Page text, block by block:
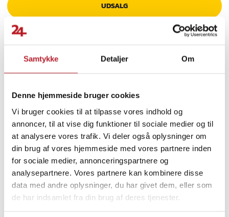
Samtykke Detaljer Om
Denne hjemmeside bruger cookies
Vi bruger cookies til at tilpasse vores indhold og
annoncer, til at vise dig funktioner til sociale medier og til
at analysere vores trafik. Vi deler også oplysninger om
din brug af vores hjemmeside med vores partnere inden
for sociale medier, annonceringspartnere og
analysepartnere. Vores partnere kan kombinere disse
data med andre oplysninger, du har givet dem, eller som
de har indsamlet fra din brug af deres tjenester.
- Materiale: Bøgetræ og rustfrit stål 304
- Diameter: 53 mm
- Højde: 45 mm
Article number:131432
UDSALG
Hjem & Have Køkkenprodukter
Baristatilbehør